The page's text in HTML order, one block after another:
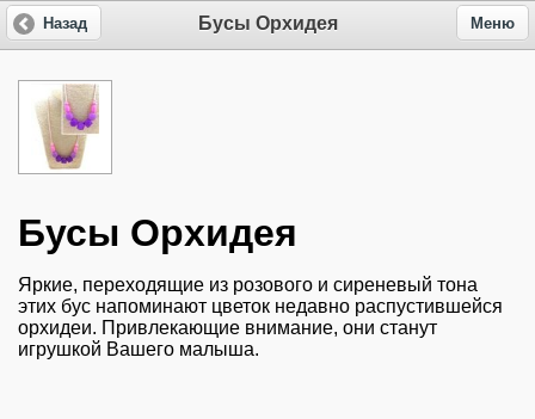
Бусы Орхидея
Назад Меню
Бусы Орхидея
Яркие, переходящие из розового и сиреневый тона
этих бус напоминают цветок недавно распустившейся
орхидеи. Привлекающие внимание, они станут
игрушкой Вашего малыша.